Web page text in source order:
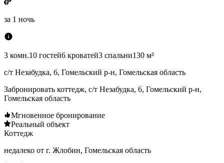
за 1 ночь
3 комн.10 гостей6 кроватей3 спальни130 м²
с/т Незабудка, 6, Гомельский р-н, Гомельская область
Забронировать коттедж, с/т Незабудка, 6, Гомельский р-н,
Гомельская область
Мгновенное бронирование
Реальный объект
Коттедж
недалеко от г. Жлобин, Гомельская область